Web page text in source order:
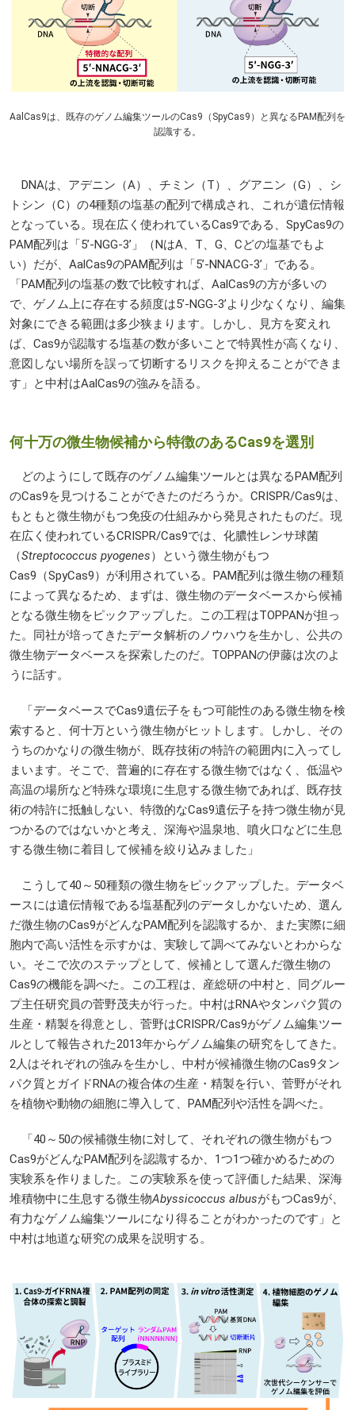
AalCas9は、既存のゲノム編集ツールのCas9（SpyCas9）と異なるPAM配列を
認識する。
DNAは、アデニン（A）、チミン（T）、グアニン（G）、シ
トシン（C）の4種類の塩基の配列で構成され、これが遺伝情報
となっている。現在広く使われているCas9である、SpyCas9の
PAM配列は「5’-NGG-3’」（NはA、T、G、Cどの塩基でもよ
い）だが、AalCas9のPAM配列は「5’-NNACG-3’」である。
「PAM配列の塩基の数で比較すれば、AalCas9の方が多いの
で、ゲノム上に存在する頻度は5’-NGG-3’より少なくなり、編集
対象にできる範囲は多少狭まります。しかし、見方を変えれ
ば、Cas9が認識する塩基の数が多いことで特異性が高くなり、
意図しない場所を誤って切断するリスクを抑えることができま
す」と中村はAalCas9の強みを語る。
何十万の微生物候補から特徴のあるCas9を選別
どのようにして既存のゲノム編集ツールとは異なるPAM配列
のCas9を見つけることができたのだろうか。CRISPR/Cas9は、
もともと微生物がもつ免疫の仕組みから発見されたものだ。現
在広く使われているCRISPR/Cas9では、化膿性レンサ球菌
（Streptococcus pyogenes）という微生物がもつ
Cas9（SpyCas9）が利用されている。PAM配列は微生物の種類
によって異なるため、まずは、微生物のデータベースから候補
となる微生物をピックアップした。この工程はTOPPANが担っ
た。同社が培ってきたデータ解析のノウハウを生かし、公共の
微生物データベースを探索したのだ。 TOPPANの伊藤は次のよ
うに話す。
「データベースでCas9遺伝子をもつ可能性のある微生物を検
索すると、何十万という微生物がヒットします。しかし、その
うちのかなりの微生物が、既存技術の特許の範囲内に入ってし
まいます。そこで、普遍的に存在する微生物ではなく、低温や
高温の場所など特殊な環境に生息する微生物であれば、既存技
術の特許に抵触しない、特徴的なCas9遺伝子を持つ微生物が見
つかるのではないかと考え、深海や温泉地、噴火口などに生息
する微生物に着目して候補を絞り込みました」
こうして40～50種類の微生物をピックアップした。データベ
ースには遺伝情報である塩基配列のデータしかないため、選ん
だ微生物のCas9がどんなPAM配列を認識するか、また実際に細
胞内で高い活性を示すかは、実験して調べてみないとわからな
い。そこで次のステップとして、候補として選んだ微生物の
Cas9の機能を調べた。この工程は、産総研の中村と、同グルー
プ主任研究員の菅野茂夫が行った。中村はRNAやタンパク質の
生産・精製を得意とし、菅野はCRISPR/Cas9がゲノム編集ツー
ルとして報告された2013年からゲノム編集の研究をしてきた。
2人はそれぞれの強みを生かし、中村が候補微生物のCas9タン
パク質とガイドRNAの複合体の生産・精製を行い、菅野がそれ
を植物や動物の細胞に導入して、PAM配列や活性を調べた。
「40～50の候補微生物に対して、それぞれの微生物がもつ
Cas9がどんなPAM配列を認識するか、1つ1つ確かめるための
実験系を作りました。この実験系を使って評価した結果、深海
堆積物中に生息する微生物Abyssicoccus albusがもつCas9が、
有力なゲノム編集ツールになり得ることがわかったのです」と
中村は地道な研究の成果を説明する。